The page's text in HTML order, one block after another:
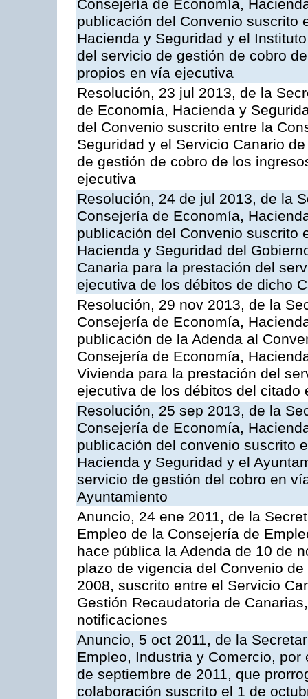
Consejería de Economía,
publicación del Convenio suscrito
Hacienda y Seguridad y el
del servicio de gestión de cobro
propios en vía ejecutiva
Resolución, 23 jul 2013, de la
de Economía, Hacienda y
del Convenio suscrito entre la
Seguridad y el Servicio Canario
de gestión de cobro de los
ejecutiva
Resolución, 24 de jul 2013, de la
Consejería de Economía,
publicación del Convenio suscrito
Hacienda y Seguridad del
Canaria para la prestación del
ejecutiva de los débitos de dicho
Resolución, 29 nov 2013, de la
Consejería de Economía,
publicación de la Adenda al
Consejería de Economía,
Vivienda para la prestación del
ejecutiva de los débitos del citado
Resolución, 25 sep 2013, de la
Consejería de Economía,
publicación del convenio suscrito
Hacienda y Seguridad y el
servicio de gestión del cobro en
Ayuntamiento
Anuncio, 24 ene 2011, de la
Empleo de la Consejería de
hace pública la Adenda de 10 de
plazo de vigencia del Convenio
2008, suscrito entre el Servicio
Gestión Recaudatoria de
notificaciones
Anuncio, 5 oct 2011, de la
Empleo, Industria y Comercio,
de septiembre de 2011, que
colaboración suscrito el 1 de